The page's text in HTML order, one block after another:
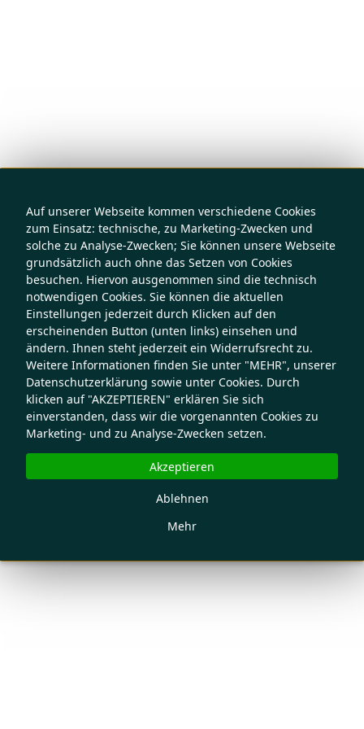
Auf unserer Webseite kommen verschiedene Cookies
zum Einsatz: technische, zu Marketing-Zwecken und
solche zu Analyse-Zwecken; Sie können unsere Webseite
grundsätzlich auch ohne das Setzen von Cookies
besuchen. Hiervon ausgenommen sind die technisch
notwendigen Cookies. Sie können die aktuellen
Einstellungen jederzeit durch Klicken auf den
erscheinenden Button (unten links) einsehen und
ändern. Ihnen steht jederzeit ein Widerrufsrecht zu.
Weitere Informationen finden Sie unter "MEHR", unserer
Datenschutzerklärung sowie unter Cookies. Durch
klicken auf "AKZEPTIEREN" erklären Sie sich
einverstanden, dass wir die vorgenannten Cookies zu
Marketing- und zu Analyse-Zwecken setzen.
Mehr
Ablehnen
Akzeptieren